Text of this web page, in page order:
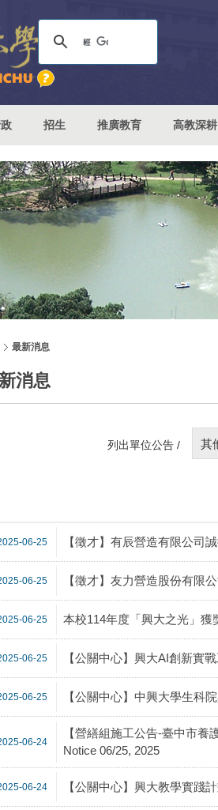
招生 推廣教育 高教深耕
最新消息
消息
列出單位公告 / 其
06-25 【徵才】有辰營造有限公司
06-25 【徵才】友力營造股份有限
06-25 本校114年度「興大之光」獲
06-25 【公關中心】興大AI創新實
06-25 【公關中心】中興大學生科
06-24
【營繕組施工公告-臺中市
Notice 06/25, 2025
06-24 【公關中心】興大教學實踐